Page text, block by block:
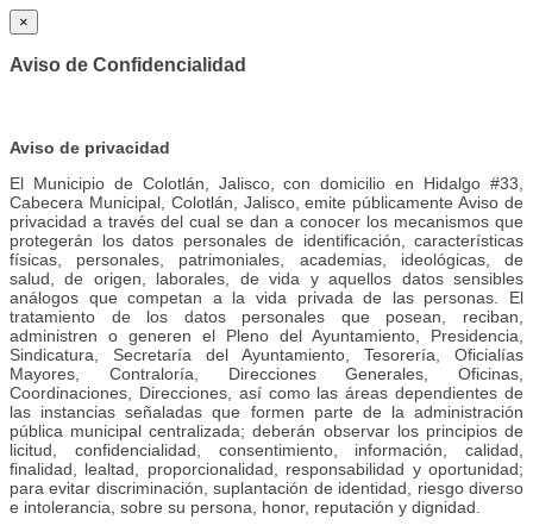
×
Aviso de Confidencialidad
Aviso de privacidad
El Municipio de Colotlán, Jalisco, con domicilio en Hidalgo #33,
Cabecera Municipal, Colotlán, Jalisco, emite públicamente Aviso de
privacidad a través del cual se dan a conocer los mecanismos que
protegerán los datos personales de identificación, características
físicas, personales, patrimoniales, academias, ideológicas, de
salud, de origen, laborales, de vida y aquellos datos sensibles
análogos que competan a la vida privada de las personas. El
tratamiento de los datos personales que posean, reciban,
administren o generen el Pleno del Ayuntamiento, Presidencia,
Sindicatura, Secretaría del Ayuntamiento, Tesorería, Oficialías
Mayores, Contraloría, Direcciones Generales, Oficinas,
Coordinaciones, Direcciones, así como las áreas dependientes de
las instancias señaladas que formen parte de la administración
pública municipal centralizada; deberán observar los principios de
licitud, confidencialidad, consentimiento, información, calidad,
finalidad, lealtad, proporcionalidad, responsabilidad y oportunidad;
para evitar discriminación, suplantación de identidad, riesgo diverso
e intolerancia, sobre su persona, honor, reputación y dignidad.